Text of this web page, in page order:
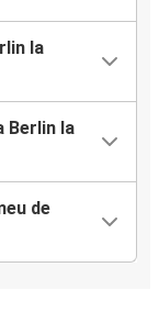
la
Berlin la
de